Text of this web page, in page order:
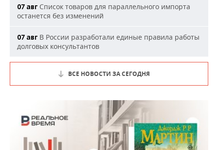
07 авг Список товаров для параллельного импорта
останется без изменений
07 авг В России разработали единые правила работы
долговых консультантов
ВСЕ НОВОСТИ ЗА СЕГОДНЯ